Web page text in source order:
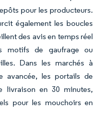
pour les producteurs.
également les boucles
des avis en temps réel
motifs de gaufrage ou
Dans les marchés à
avancée, les portails de
livraison en 30 minutes,
pour les mouchoirs en